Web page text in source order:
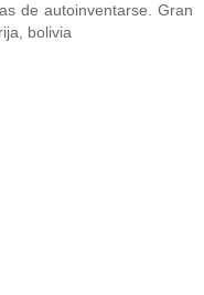
de autoinventarse. Gran
bolivia